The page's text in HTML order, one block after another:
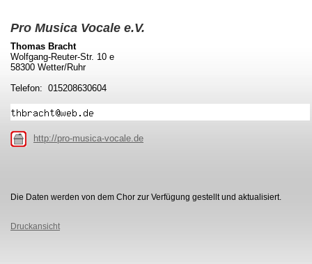
Pro Musica Vocale e.V.
Thomas Bracht
Wolfgang-Reuter-Str. 10 e
58300 Wetter/Ruhr
Telefon: 015208630604
http://pro-musica-vocale.de
Die Daten werden von dem Chor zur Verfügung gestellt und aktualisiert.
Druckansicht